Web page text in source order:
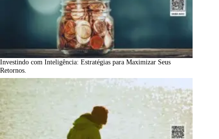
Investindo com Inteligência: Estratégias para Maximizar Seus
Retornos.